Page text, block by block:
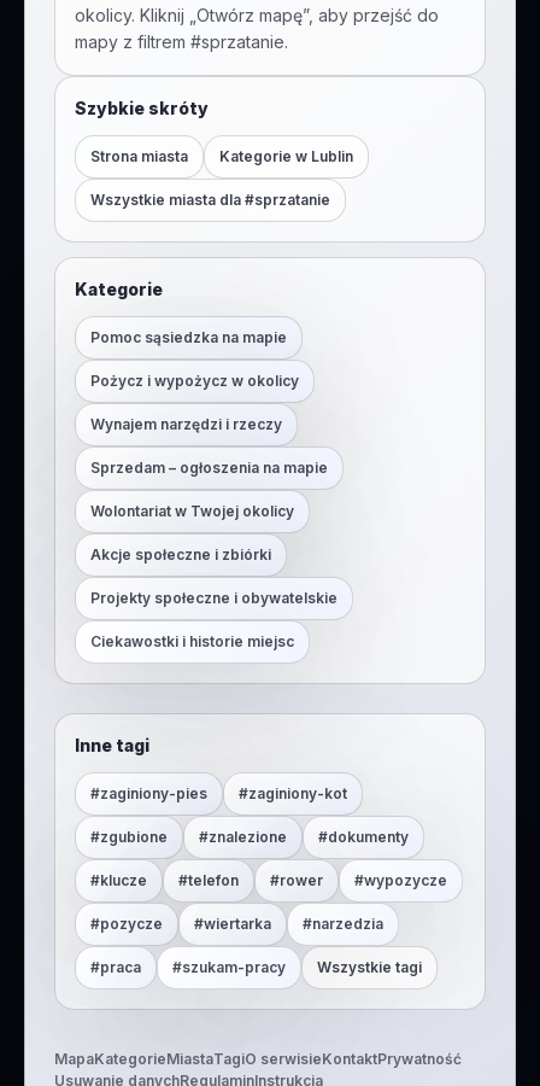
okolicy. Kliknij „Otwórz mapę”, aby przejść do
mapy z filtrem #sprzatanie.
Szybkie skróty
Strona miasta Kategorie w Lublin
Wszystkie miasta dla #sprzatanie
Kategorie
Pomoc sąsiedzka na mapie
Pożycz i wypożycz w okolicy
Wynajem narzędzi i rzeczy
Sprzedam – ogłoszenia na mapie
Wolontariat w Twojej okolicy
Akcje społeczne i zbiórki
Projekty społeczne i obywatelskie
Ciekawostki i historie miejsc
Inne tagi
#zaginiony-pies #zaginiony-kot
#zgubione #znalezione #dokumenty
#klucze #telefon #rower #wypozycze
#pozycze #wiertarka #narzedzia
#praca #szukam-pracy Wszystkie tagi
MapaKategorieMiastaTagiO serwisieKontaktPrywatność
Usuwanie danychRegulaminInstrukcja